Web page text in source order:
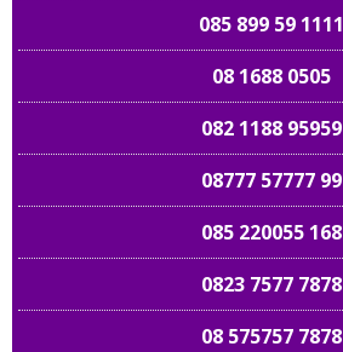
085 899 59 1111
08 1688 0505
082 1188 95959
08777 57777 99
085 220055 168
0823 7577 7878
08 575757 7878